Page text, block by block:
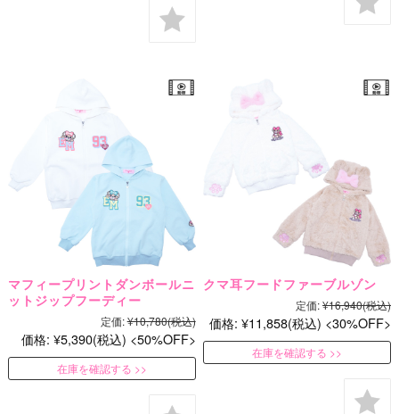
マフィープリントダンボールニ
ットジップフーディー
定価:¥10,780(税込)
価格: ¥5,390(税込) 50%OFF
在庫を確認する
クマ耳フードファーブルゾン
定価:¥16,940(税込)
価格: ¥11,858(税込) 30%OFF
在庫を確認する